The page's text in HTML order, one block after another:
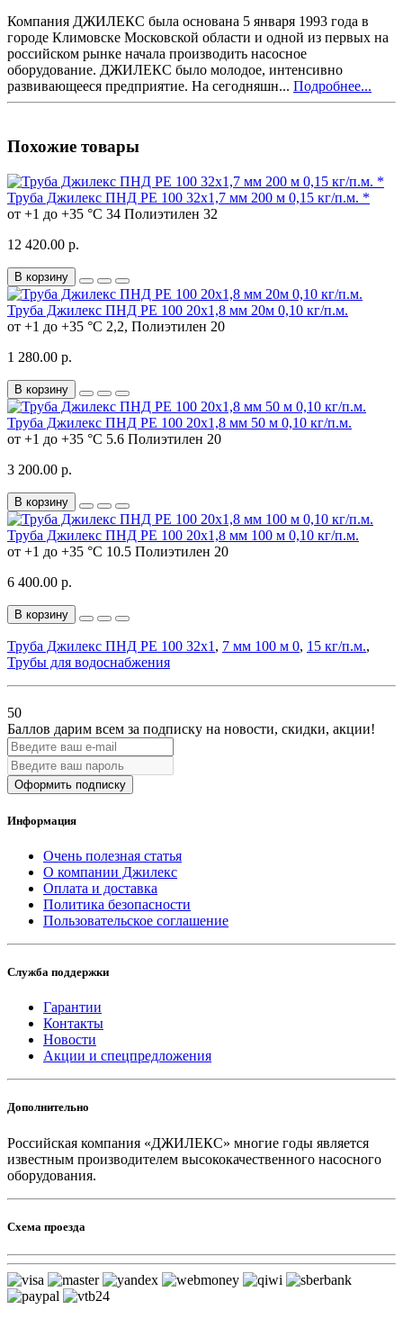
Компания ДЖИЛЕКС была основана 5 января 1993 года в
городе Климовске Московской области и одной из первых на
российском рынке начала производить насосное
оборудование. ДЖИЛЕКС было молодое, интенсивно
развивающееся предприятие. На сегодняшн... Подробнее...
Похожие товары
Труба Джилекс ПНД РЕ 100 32х1,7 мм 200 м 0,15 кг/п.м. *
от +1 до +35 °C 34 Полиэтилен 32
12 420.00 р.
В корзину
Труба Джилекс ПНД РЕ 100 20х1,8 мм 20м 0,10 кг/п.м.
от +1 до +35 °C 2,2, Полиэтилен 20
1 280.00 р.
В корзину
Труба Джилекс ПНД PE 100 20х1,8 мм 50 м 0,10 кг/п.м.
от +1 до +35 °C 5.6 Полиэтилен 20
3 200.00 р.
В корзину
Труба Джилекс ПНД РЕ 100 20х1,8 мм 100 м 0,10 кг/п.м.
от +1 до +35 °C 10.5 Полиэтилен 20
6 400.00 р.
В корзину
Труба Джилекс ПНД РЕ 100 32х1 , 7 мм 100 м 0, 15 кг/п.м.,
Трубы для водоснабжения
50
Баллов дарим всем за подписку на новости, скидки, акции!
Оформить подписку
Информация
Очень полезная статья
О компании Джилекс
Оплата и доставка
Политика безопасности
Пользовательское соглашение
Служба поддержки
Гарантии
Контакты
Новости
Акции и спецпредложения
Дополнительно
Российская компания «ДЖИЛЕКС» многие годы является
известным производителем высококачественного насосного
оборудования.
Схема проезда